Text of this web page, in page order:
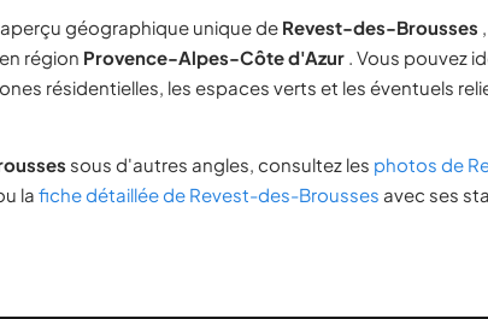
géographique unique de Revest-des-Brousses
en région Provence-Alpes-Côte d'Azur . Vous pouvez
résidentielles, les espaces verts et les éventuels
sous d'autres angles, consultez les photos de
la fiche détaillée de Revest-des-Brousses avec ses